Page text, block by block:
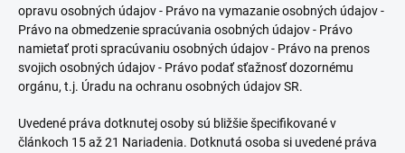
opravu osobných údajov - Právo na vymazanie osobných údajov -
Právo na obmedzenie spracúvania osobných údajov - Právo
namietať proti spracúvaniu osobných údajov - Právo na prenos
svojich osobných údajov - Právo podať sťažnosť dozornému
orgánu, t.j. Úradu na ochranu osobných údajov SR.
Uvedené práva dotknutej osoby sú bližšie špecifikované v
článkoch 15 až 21 Nariadenia. Dotknutá osoba si uvedené práva